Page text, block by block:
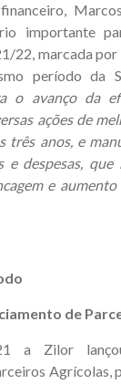
importante
22, marcada
período da
o avanço da
ações de
três anos, e
e despesas, que
e aumento
de
a Zilor
Agrícolas,